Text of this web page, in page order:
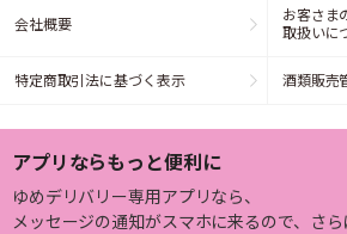
会社概要
お客さま
取扱いに
特定商取引法に基づく表示 酒類販売
アプリならもっと便利に
ゆめデリバリー専用アプリなら、
メッセージの通知がスマホに来るので、さら